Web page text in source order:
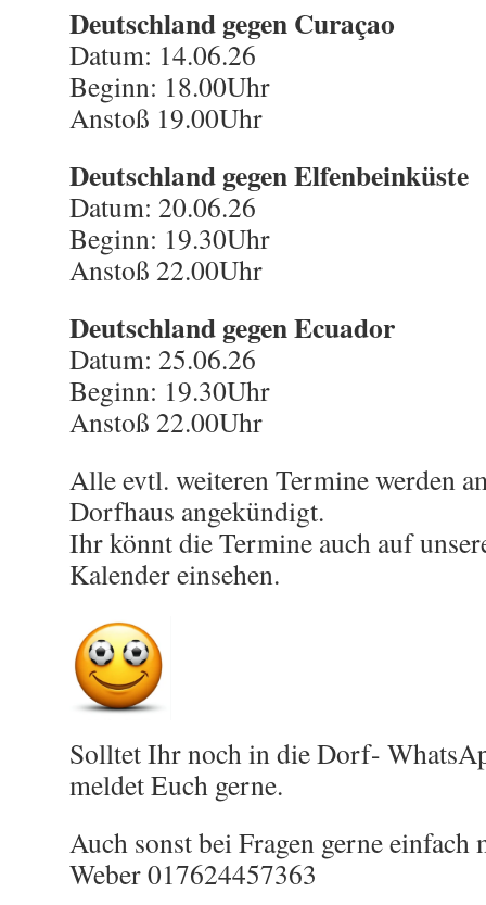
Deutschland gegen Curaçao
Datum: 14.06.26
Beginn: 18.00Uhr
Anstoß 19.00Uhr
Deutschland gegen Elfenbeinküste
Datum: 20.06.26
Beginn: 19.30Uhr
Anstoß 22.00Uhr
Deutschland gegen Ecuador
Datum: 25.06.26
Beginn: 19.30Uhr
Anstoß 22.00Uhr
Alle evtl. weiteren Termine werden
Dorfhaus angekündigt.
Ihr könnt die Termine auch auf
Kalender einsehen.
Solltet Ihr noch in die Dorf-
meldet Euch gerne.
Auch sonst bei Fragen gerne einfach
Weber 017624457363